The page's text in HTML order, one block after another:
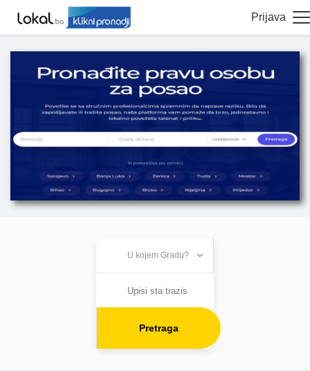
Prijava
Pretraga